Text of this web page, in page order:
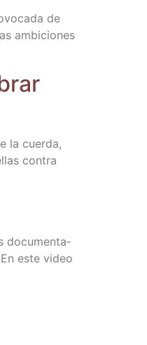
de
ambi­cio­nes
la cuer­da,
con­tra
docu­men­ta­
este video